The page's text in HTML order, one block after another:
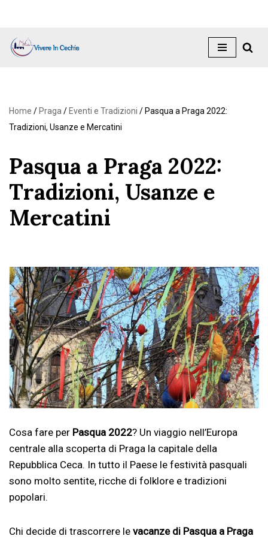
Vai
Home / Praga/ Eventi e Tradizioni / Pasqua a Praga 2022:
Tradizioni, Usanze e Mercatini
Pasqua a Praga 2022:
Tradizioni, Usanze e
Mercatini
Cosa fare per Pasqua 2022? Un viaggio nell’Europa
centrale alla scoperta di Praga la capitale della
Repubblica Ceca. In tutto il Paese le festività pasquali
sono molto sentite, ricche di folklore e tradizioni
popolari.
Chi decide di trascorrere le vacanze di Pasqua a Praga